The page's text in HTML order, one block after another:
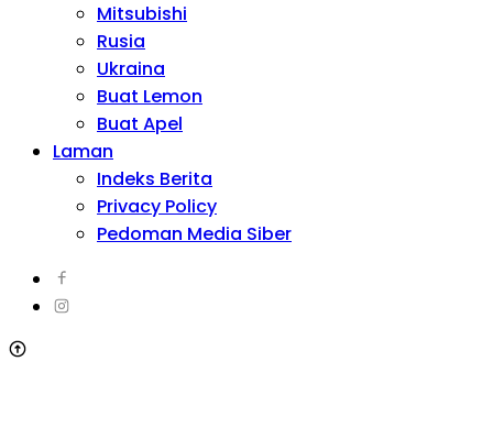
Mitsubishi
Rusia
Ukraina
Buat Lemon
Buat Apel
Laman
Indeks Berita
Privacy Policy
Pedoman Media Siber